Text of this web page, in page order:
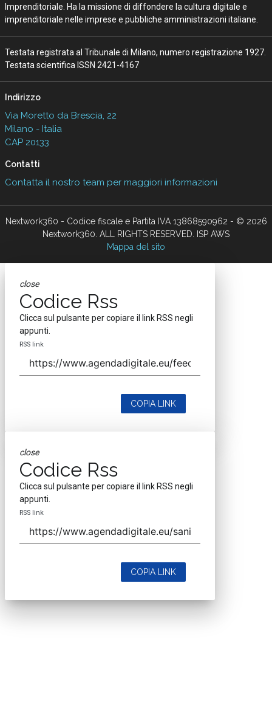
Imprenditoriale. Ha la missione di diffondere la cultura digitale e
imprenditoriale nelle imprese e pubbliche amministrazioni italiane.
Testata registrata al Tribunale di Milano, numero registrazione 1927.
Testata scientifica ISSN 2421-4167
Indirizzo
Via Moretto da Brescia, 22
Milano - Italia
CAP 20133
Contatti
Contatta il nostro team per maggiori informazioni
Nextwork360 - Codice fiscale e Partita IVA 13868590962 - © 2026
Nextwork360. ALL RIGHTS RESERVED. ISP AWS
Mappa del sito
close
Codice Rss
Clicca sul pulsante per copiare il link RSS negli
appunti.
RSS link
COPIA LINK
close
Codice Rss
Clicca sul pulsante per copiare il link RSS negli
appunti.
RSS link
COPIA LINK